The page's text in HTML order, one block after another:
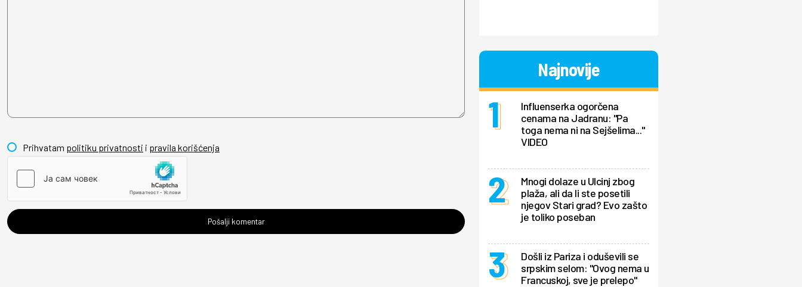
Prihvatam politiku privatnosti i pravila korišćenja
Pošalji komentar
Najnovije
Influenserka ogorčena
cenama na Jadranu: "Pa
toga nema ni na Sejšelima..."
VIDEO
Mnogi dolaze u Ulcinj zbog
plaža, ali da li ste posetili
njegov Stari grad? Evo zašto
je toliko poseban
Došli iz Pariza i oduševili se
srpskim selom: "Ovog nema u
Francuskoj, sve je prelepo"